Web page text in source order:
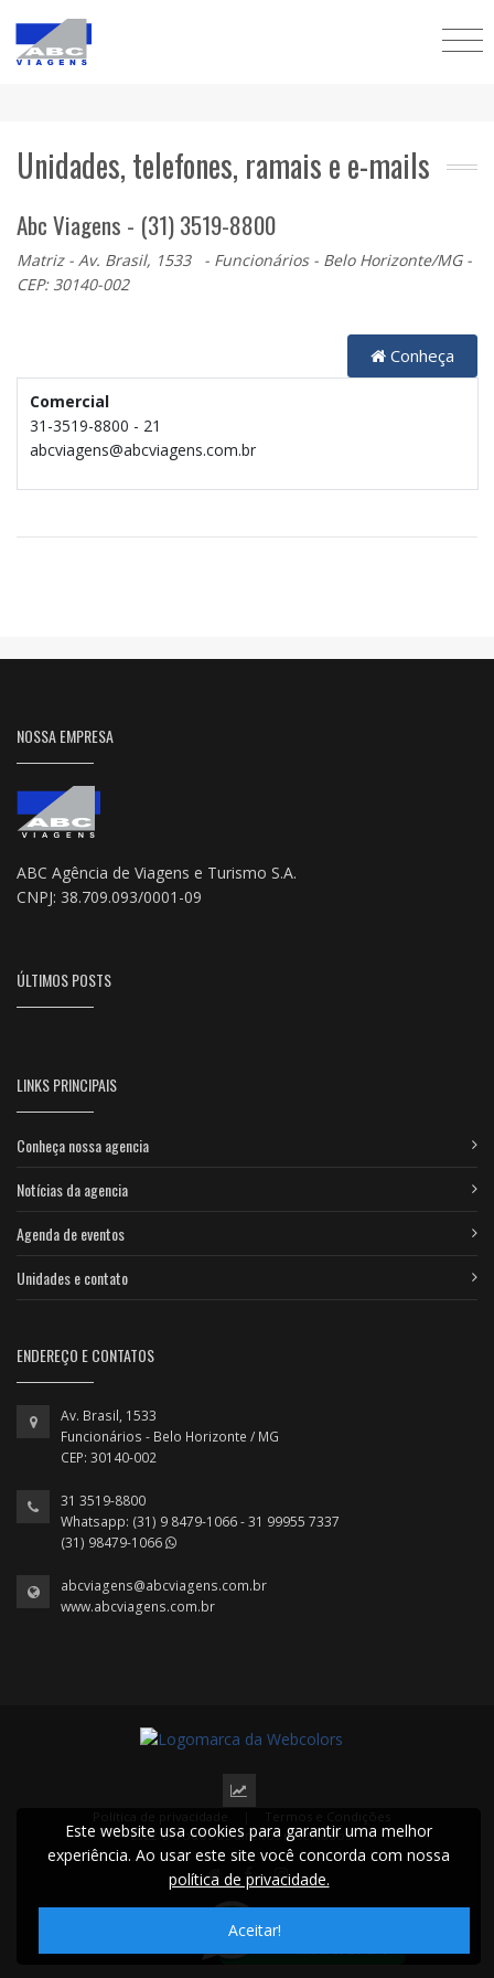
Unidades, telefones, ramais e e-mails
Abc Viagens - (31) 3519-8800
Matriz - Av. Brasil, 1533 - Funcionários - Belo Horizonte/MG -
CEP: 30140-002
Conheça
Comercial
31-3519-8800 - 21
abcviagens@abcviagens.com.br
NOSSA EMPRESA
ABC Agência de Viagens e Turismo S.A.
CNPJ: 38.709.093/0001-09
ÚLTIMOS POSTS
LINKS PRINCIPAIS
Conheça nossa agencia
Notícias da agencia
Agenda de eventos
Unidades e contato
ENDEREÇO E CONTATOS
Av. Brasil, 1533
Funcionários - Belo Horizonte / MG
CEP: 30140-002
31 3519-8800
Whatsapp: (31) 9 8479-1066 - 31 99955 7337
(31) 98479-1066
abcviagens@abcviagens.com.br
www.abcviagens.com.br
2022 © Todos os direitos reservados.
Este website usa cookies para garantir uma melhor
experiência. Ao usar este site você concorda com nossa
política de privacidade.
Aceitar!